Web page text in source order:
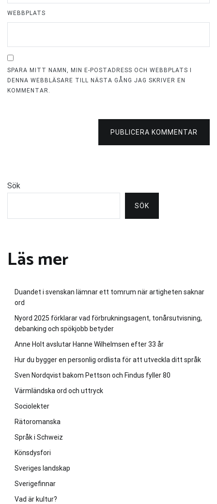
WEBBPLATS
SPARA MITT NAMN, MIN E-POSTADRESS OCH WEBBPLATS I
DENNA WEBBLÄSARE TILL NÄSTA GÅNG JAG SKRIVER EN
KOMMENTAR.
PUBLICERA KOMMENTAR
Sök
SÖK
Läs mer
Duandet i svenskan lämnar ett tomrum när artigheten saknar
ord
Nyord 2025 förklarar vad förbrukningsagent, tonårsutvisning,
debanking och spökjobb betyder
Anne Holt avslutar Hanne Wilhelmsen efter 33 år
Hur du bygger en personlig ordlista för att utveckla ditt språk
Sven Nordqvist bakom Pettson och Findus fyller 80
Värmländska ord och uttryck
Sociolekter
Rätoromanska
Språk i Schweiz
Könsdysfori
Sveriges landskap
Sverigefinnar
Vad är kultur?